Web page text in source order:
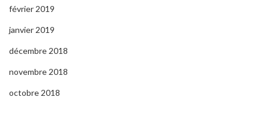
février 2019
janvier 2019
décembre 2018
novembre 2018
octobre 2018